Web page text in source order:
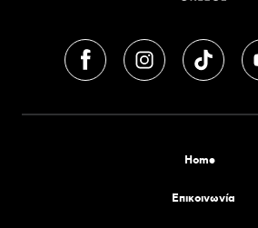
Home
Επικοινωνία